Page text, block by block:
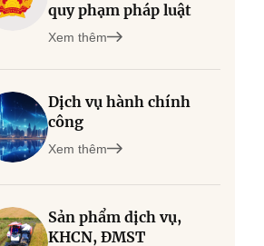
quy phạm pháp luật
Xem thêm
Dịch vụ hành chính
công
Xem thêm
Sản phẩm dịch vụ,
KHCN, ĐMST